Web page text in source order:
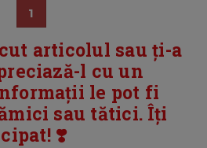
1
articolul sau ți-a
l cu un
le pot fi
sau tătici. Îți
❣️